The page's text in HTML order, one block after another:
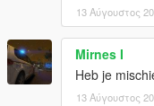
13 Αύγουστος
Mirnes I
Heb je
13 Αύγουστος